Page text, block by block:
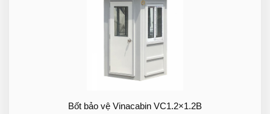
Bốt bảo vệ Vinacabin VC1.2×1.2B